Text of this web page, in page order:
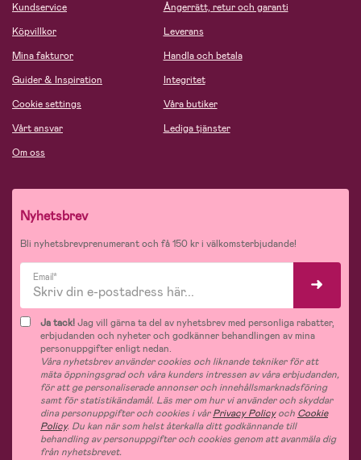
Kundservice
Köpvillkor
Mina fakturor
Guider & Inspiration
Cookie settings
Vårt ansvar
Om oss
Ångerrätt, retur och garanti
Leverans
Handla och betala
Integritet
Våra butiker
Lediga tjänster
Nyhetsbrev
Bli nyhetsbrevprenumerant och få 150 kr i välkomsterbjudande!
Email*
Ja tack!Jag vill gärna ta del av nyhetsbrev med personliga rabatter,
erbjudanden och nyheter och godkänner behandlingen av mina
personuppgifter enligt nedan.
Våra nyhetsbrev använder cookies och liknande tekniker för att
mäta öppningsgrad och våra kunders intressen av våra erbjudanden,
för att ge personaliserade annonser och innehållsmarknadsföring
samt för statistikändamål. Läs mer om hur vi använder och skyddar
dina personuppgifter och cookies i vårPrivacy Policyoch Cookie
Policy. Du kan när som helst återkalla ditt godkännande till
behandling av personuppgifter och cookies genom att avanmäla dig
från nyhetsbrevet.